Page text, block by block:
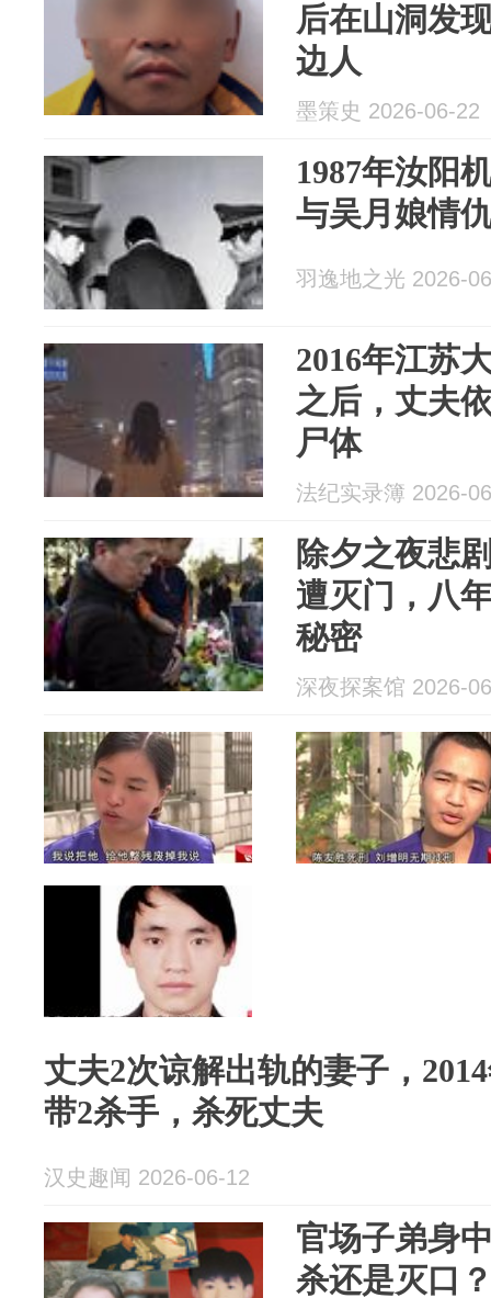
后在山洞发
边人
墨策史 2026-06-22
1987年汝阳
与吴月娘情
羽逸地之光 2026-
2016年江苏
之后，丈夫
尸体
法纪实录簿 2026-
除夕之夜悲
遭灭门，八
秘密
深夜探案馆 2026-
丈夫2次谅解出轨的妻子，
带2杀手，杀死丈夫
汉史趣闻 2026-06-12
官场子弟身
杀还是灭口